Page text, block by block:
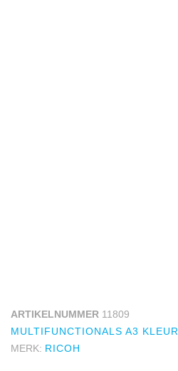
ARTIKELNUMMER 11809
MULTIFUNCTIONALS A3 KLEUR
MERK: RICOH